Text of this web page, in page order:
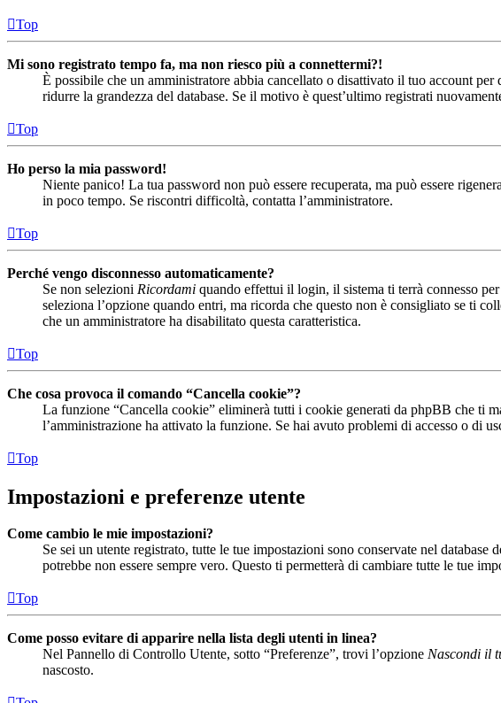
Top
Mi sono registrato tempo fa, ma non riesco più a connettermi?!
È possibile che un amministratore abbia cancellato o disattivato il tuo account
ridurre la grandezza del database. Se il motivo è quest’ultimo registrati
Top
Ho perso la mia password!
Niente panico! La tua password non può essere recuperata, ma può essere
in poco tempo. Se riscontri difficoltà, contatta l’amministratore.
Top
Perché vengo disconnesso automaticamente?
Se non selezioni Ricordami quando effettui il login, il sistema ti terrà connesso
seleziona l’opzione quando entri, ma ricorda che questo non è consigliato se ti
che un amministratore ha disabilitato questa caratteristica.
Top
Che cosa provoca il comando “Cancella cookie”?
La funzione “Cancella cookie” eliminerà tutti i cookie generati da phpBB che ti
l’amministrazione ha attivato la funzione. Se hai avuto problemi di accesso o di
Top
Impostazioni e preferenze utente
Come cambio le mie impostazioni?
Se sei un utente registrato, tutte le tue impostazioni sono conservate nel
potrebbe non essere sempre vero. Questo ti permetterà di cambiare tutte le tue
Top
Come posso evitare di apparire nella lista degli utenti in linea?
Nel Pannello di Controllo Utente, sotto “Preferenze”, trovi l’opzione Nascondi il
nascosto.